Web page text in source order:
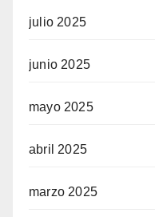
julio 2025
junio 2025
mayo 2025
abril 2025
marzo 2025